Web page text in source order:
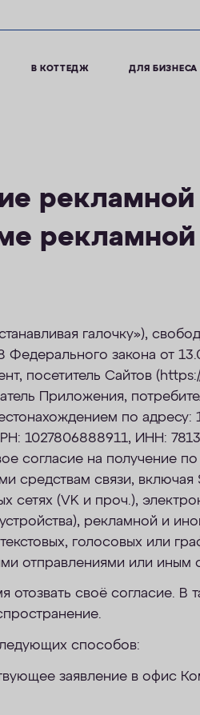
В КОТТЕДЖ ДЛЯ БИЗНЕСА
галочку»),
Федерального закона от
посетитель Сайтов
Приложения,
по адресу:
1027806888911, ИНН:
согласие на получение по
средствам связи, включая
сетях (VK и проч.),
рекламной и
голосовых или
отправлениями или иным
отозвать своё согласие. В
способов:
заявление в офис